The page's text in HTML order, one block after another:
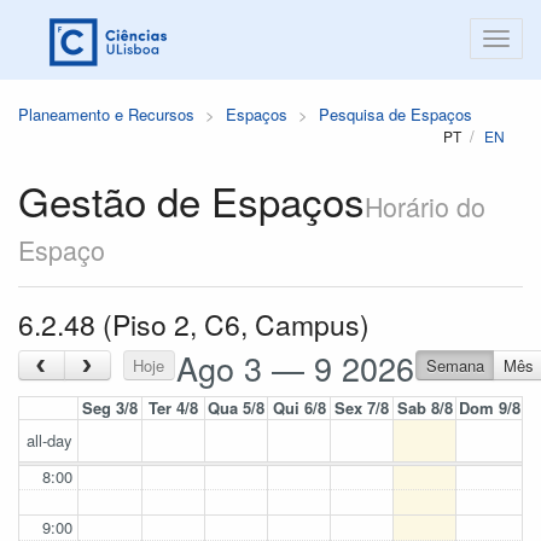
Planeamento e Recursos Espaços Pesquisa de Espaços
PT EN
Gestão de EspaçosHorário do
Espaço
6.2.48 (Piso 2, C6, Campus)
‹ › Hoje Ago 3 — 9 2026 Semana
Mês
Seg 3/8 Ter 4/8 Qua 5/8 Qui 6/8 Sex 7/8 Sab 8/8 Dom 9/8
all-day
8:00
9:00